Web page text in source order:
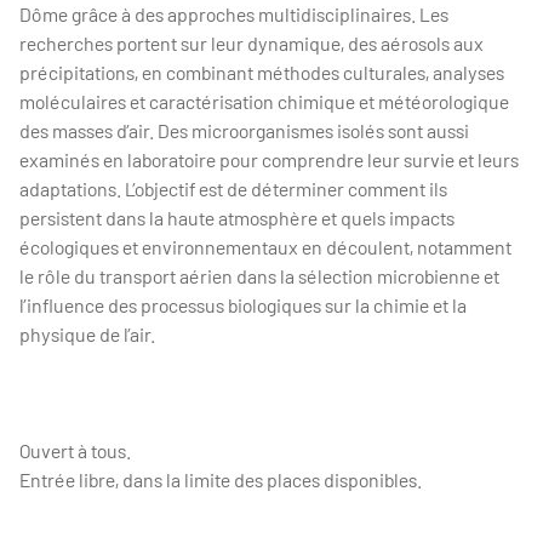
Dôme grâce à des approches multidisciplinaires. Les
recherches portent sur leur dynamique, des aérosols aux
précipitations, en combinant méthodes culturales, analyses
moléculaires et caractérisation chimique et météorologique
des masses d’air. Des microorganismes isolés sont aussi
examinés en laboratoire pour comprendre leur survie et leurs
adaptations. L’objectif est de déterminer comment ils
persistent dans la haute atmosphère et quels impacts
écologiques et environnementaux en découlent, notamment
le rôle du transport aérien dans la sélection microbienne et
l’influence des processus biologiques sur la chimie et la
physique de l’air.
Ouvert à tous.
Entrée libre, dans la limite des places disponibles.